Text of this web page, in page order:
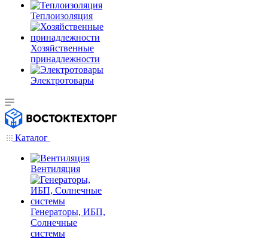
Теплоизоляция
Хозяйственные
принадлежности
Электротовары
Каталог
Вентиляция
Генераторы, ИБП,
Солнечные
системы